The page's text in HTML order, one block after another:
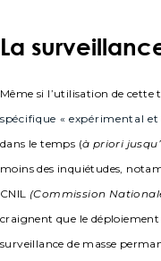
La
Même si l’utilisation de cette
spécifique « expérimental
dans le temps (à priori
moins des inquiétudes,
CNIL (Commission
craignent que le déploiement
surveillance de masse